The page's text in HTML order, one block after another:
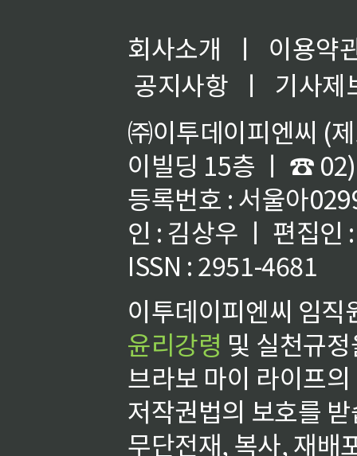
회사소개 ㅣ
이용약
공지사항
ㅣ
기사제
㈜이투데이피엔씨 (
이빌딩 15층 ㅣ ☎
등록번호 : 서울아
인 : 김상우 ㅣ 편집인
ISSN : 2951-4681
이투데이피엔씨 임
윤리강령 및 실천규
브라보 마이 라이프
저작권법의 보호를
무단전재, 복사, 재배